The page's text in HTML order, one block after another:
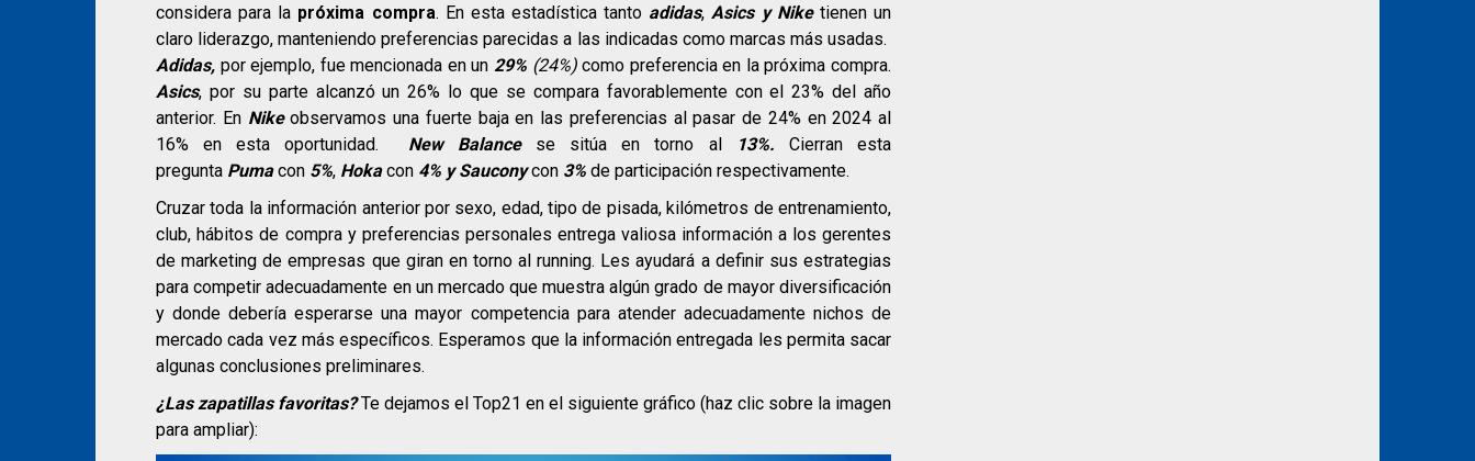
considera para la próxima compra. En esta estadística tanto adidas, Asics y Niketienen un
claro liderazgo, manteniendo preferencias parecidas a las indicadas como marcas más usadas.
Adidas, por ejemplo, fue mencionada en un 29% (24%)como preferencia en la próxima compra.
Asics, por su parte alcanzó un 26% lo que se compara favorablemente con el 23% del año
anterior. En Nikeobservamos una fuerte baja en las preferencias al pasar de 24% en 2024 al
16% en esta oportunidad. New Balancese sitúa en torno al 13%. Cierran esta
pregunta Pumacon 5%, Hokacon 4% y Sauconycon 3% de participación respectivamente.
Cruzar toda la información anterior por sexo, edad, tipo de pisada, kilómetros de entrenamiento,
club, hábitos de compra y preferencias personales entrega valiosa información a los gerentes
de marketing de empresas que giran en torno al running. Les ayudará a definir sus estrategias
para competir adecuadamente en un mercado que muestra algún grado de mayor diversificación
y donde debería esperarse una mayor competencia para atender adecuadamente nichos de
mercado cada vez más específicos. Esperamos que la información entregada les permita sacar
algunas conclusiones preliminares.
¿Las zapatillas favoritas?Te dejamos el Top21 en el siguiente gráfico (haz clic sobre la imagen
para ampliar):